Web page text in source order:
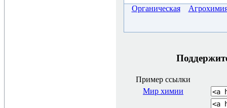
Органическая
Пример ссылки
Мир химии